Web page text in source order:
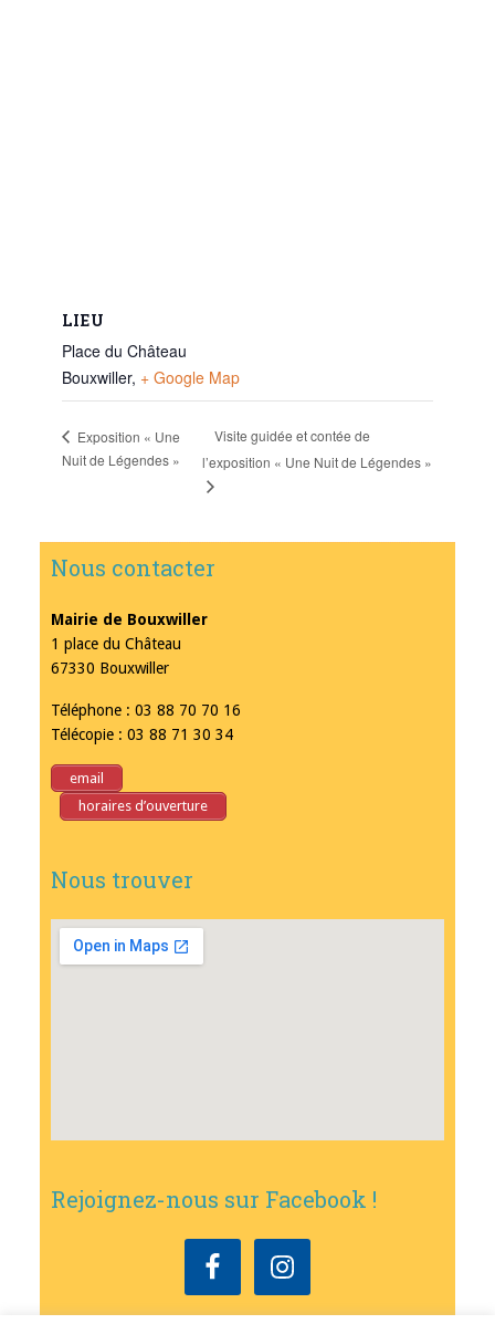
LIEU
Place du Château
Bouxwiller, + Google Map
Exposition « Une
Nuit de Légendes »
Visite guidée et contée de
l’exposition « Une Nuit de Légendes »
Nous contacter
Mairie de Bouxwiller
1 place du Château
67330 Bouxwiller
Téléphone : 03 88 70 70 16
Télécopie : 03 88 71 30 34
email
horaires d’ouverture
Nous trouver
Rejoignez-nous sur Facebook !